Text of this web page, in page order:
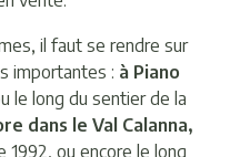
il faut se rendre sur
importantes : à Piano
le long du sentier de la
dans le Val Calanna,
1992, ou encore le long